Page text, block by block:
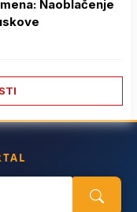
Naoblačenje